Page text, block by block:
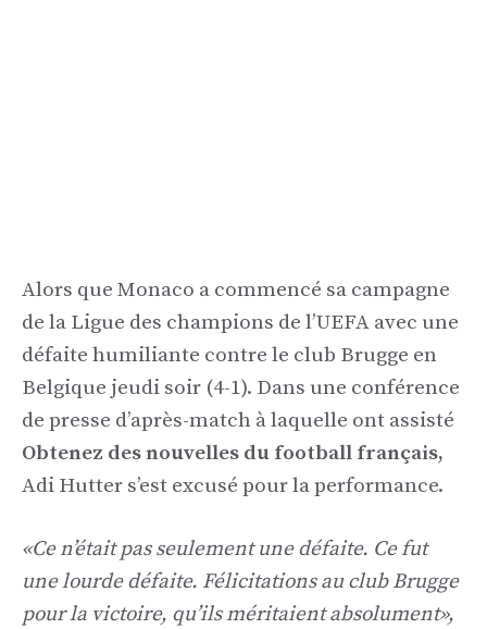
Alors que Monaco a commencé sa campagne
de la Ligue des champions de l’UEFA avec une
défaite humiliante contre le club Brugge en
Belgique jeudi soir (4-1). Dans une conférence
de presse d’après-match à laquelle ont assisté
Obtenez des nouvelles du football français,
Adi Hutter s’est excusé pour la performance.
«Ce n’était pas seulement une défaite. Ce fut
une lourde défaite. Félicitations au club Brugge
pour la victoire, qu’ils méritaient absolument»,